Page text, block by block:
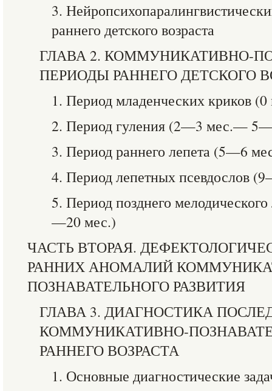
3.
раннего детского возраста
ГЛАВА 2. КОММУНИКАТИВНО-
ПЕРИОДЫ РАННЕГО ДЕТСКОГО
1. Период младенческих криков
2. Период гуления (2—3 мес.—
3. Период раннего лепета (5—6
4. Период лепетных псевдослов
5. Период позднего
—20 мес.)
ЧАСТЬ ВТОРАЯ.
РАННИХ АНОМАЛИЙ
ПОЗНАВАТЕЛЬНОГО РАЗВИТИЯ
ГЛАВА 3. ДИАГНОСТИКА
КОММУНИКАТИВНО-
РАННЕГО ВОЗРАСТА
1. Основные диагностические